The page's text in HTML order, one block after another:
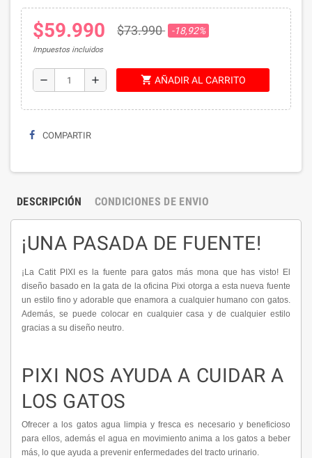
$59.990 $73.990 -18,92%
Impuestos incluidos
remove add shopping_cart AÑADIR AL CARRITO
COMPARTIR
DESCRIPCIÓN CONDICIONES DE ENVIO
¡UNA PASADA DE FUENTE!
¡La Catit PIXI es la fuente para gatos más mona que has visto! El
diseño basado en la gata de la oficina Pixi otorga a esta nueva fuente
un estilo fino y adorable que enamora a cualquier humano con gatos.
Además, se puede colocar en cualquier casa y de cualquier estilo
gracias a su diseño neutro.
PIXI NOS AYUDA A CUIDAR A
LOS GATOS
Ofrecer a los gatos agua limpia y fresca es necesario y beneficioso
para ellos, además el agua en movimiento anima a los gatos a beber
más, lo que ayuda a prevenir enfermedades del tracto urinario.